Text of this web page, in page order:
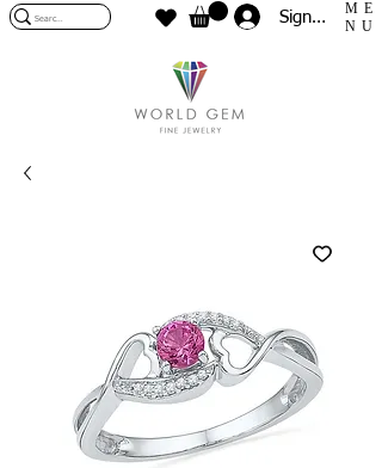
Sign In
ME
NU